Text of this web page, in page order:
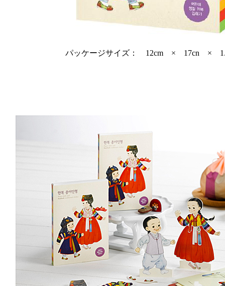
パッケージサイズ： 12cm × 17cn ×